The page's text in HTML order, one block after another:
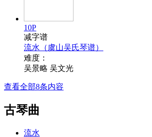
10P
减字谱
流水（虞山吴氏琴谱）
难度：
吴景略 吴文光
查看全部8条内容
古琴曲
流水